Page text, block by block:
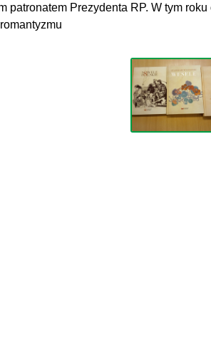
patronatem Prezydenta RP. W tym